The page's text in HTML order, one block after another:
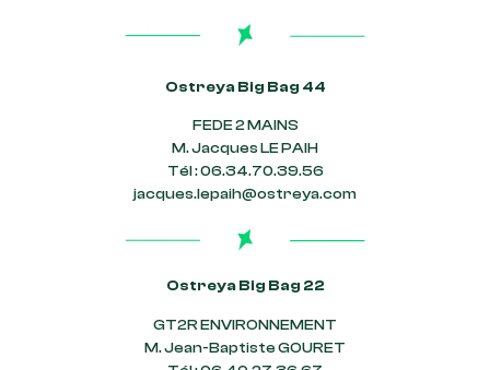
Ostreya Big Bag 44
FEDE 2 MAINS
M. Jacques LE PAIH
Tél : 06.34.70.39.56
jacques.lepaih@ostreya.com
Ostreya Big Bag 22
GT2R ENVIRONNEMENT
M. Jean-Baptiste GOURET